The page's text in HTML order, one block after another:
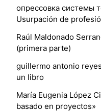
опрессовка системы
Usurpación de
Raúl Maldonado
(primera parte)
guillermo antonio
un libro
María Eugenia López
basado en proyectos»